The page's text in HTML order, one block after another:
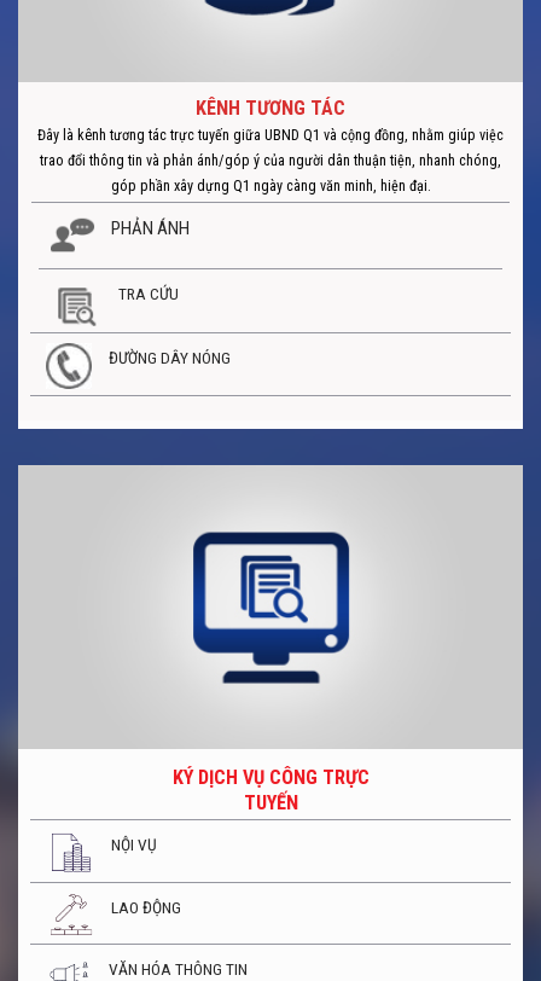
KÊNH TƯƠNG TÁC
Đây là kênh tương tác trực tuyến giữa UBND Q1 và cộng đồng, nhằm giúp việc
trao đổi thông tin và phản ánh/góp ý của người dân thuận tiện, nhanh chóng,
góp phần xây dựng Q1 ngày càng văn minh, hiện đại.
PHẢN ÁNH
TRA CỨU
ĐƯỜNG DÂY NÓNG
KÝ DỊCH VỤ CÔNG TRỰC
TUYẾN
NỘI VỤ
LAO ĐỘNG
VĂN HÓA THÔNG TIN